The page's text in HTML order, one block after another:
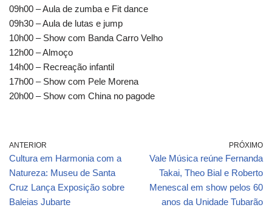
09h00 – Aula de zumba e Fit dance
09h30 – Aula de lutas e jump
10h00 – Show com Banda Carro Velho
12h00 – Almoço
14h00 – Recreação infantil
17h00 – Show com Pele Morena
20h00 – Show com China no pagode
ANTERIOR
Cultura em Harmonia com a
Natureza: Museu de Santa
Cruz Lança Exposição sobre
Baleias Jubarte
PRÓXIMO
Vale Música reúne Fernanda
Takai, Theo Bial e Roberto
Menescal em show pelos 60
anos da Unidade Tubarão